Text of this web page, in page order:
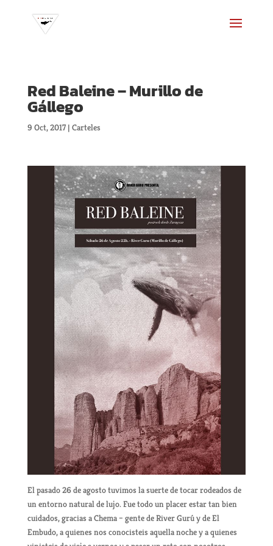
Red Baleine – Murillo de
Gállego
9 Oct, 2017| Carteles
El pasado 26 de agosto tuvimos la suerte de tocar rodeados de
un entorno natural de lujo. Fue todo un placer estar tan bien
cuidados, gracias a Chema – gente de River Gurú y de El
Embudo, a quienes nos conocisteis aquella noche y a quienes